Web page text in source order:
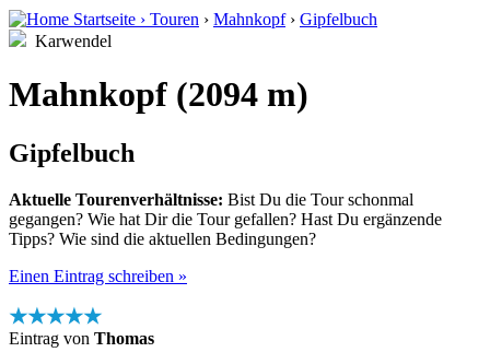
Startseite › Touren › Mahnkopf › Gipfelbuch
Karwendel
Mahnkopf (2094 m)
Gipfelbuch
Aktuelle Tourenverhältnisse: Bist Du die Tour schonmal
gegangen? Wie hat Dir die Tour gefallen? Hast Du ergänzende
Tipps? Wie sind die aktuellen Bedingungen?
Einen Eintrag schreiben »
★★★★★
Eintrag von Thomas